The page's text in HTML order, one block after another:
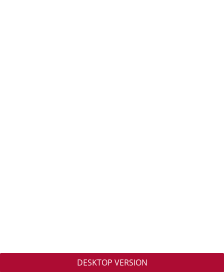
DESKTOP VERSION